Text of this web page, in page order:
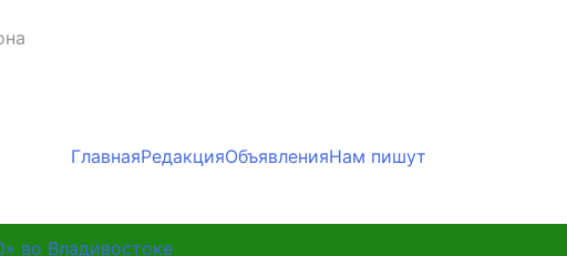
ГлавнаяРедакцияОбъявленияНам пишут
во Владивостоке